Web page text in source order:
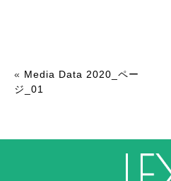
« Media Data 2020_ペー
ジ_01